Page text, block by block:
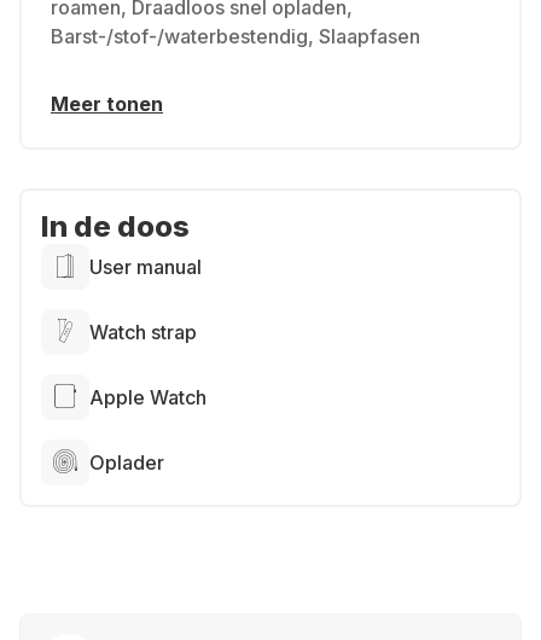
roamen, Draadloos snel opladen,
Barst-/stof-/waterbestendig, Slaapfasen
Meer tonen
In de doos
User manual
Watch strap
Apple Watch
Oplader